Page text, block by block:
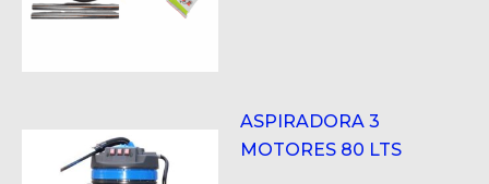
ASPIRADORA 3
MOTORES 80 LTS